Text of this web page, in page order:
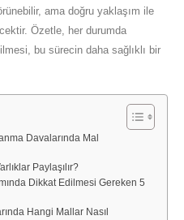
ama doğru yaklaşım ile
Özetle, her durumda
bu sürecin daha sağlıklı bir
Davalarında Mal
Paylaşılır?
Dikkat Edilmesi Gereken 5
Hangi Mallar Nasıl